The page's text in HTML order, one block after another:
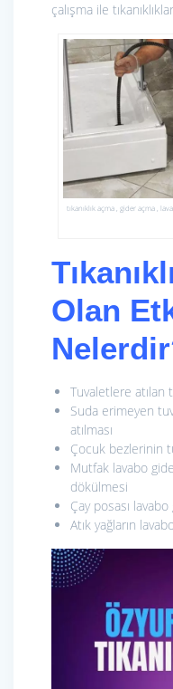
çalışma ile
tıkanıklık açma , gider açma ,
Olan
Tuvaletlere atılan
Suda erimeyen
atılması
Çocuk bezlerinin
Mutfak lavabo
dökülmesi
Çay posası
Atık yağların